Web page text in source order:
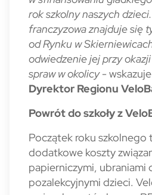
rok szkolny naszych
franczyzowa znajduje się
od Rynku w
odwiedzenie jej przy
spraw w okolicy- wskazuje
Dyrektor Regionu
Powrót do szkoły z
Początek roku szkolnego
dodatkowe koszty
papierniczymi, ubraniami
pozalekcyjnymi dzieci.